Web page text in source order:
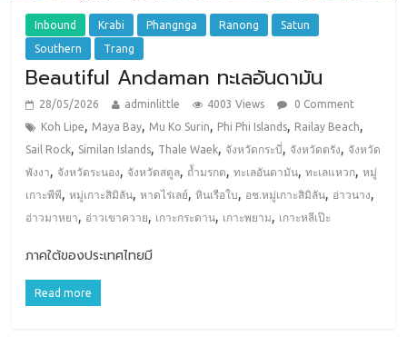
Inbound Krabi Phangnga Ranong
Satun
Southern
Trang
Beautiful Andaman ทะเลอันดามัน
28/05/2026 adminlittle 4003 Views
0 Comment
Koh Lipe, Maya Bay, Mu Ko Surin, Phi Phi Islands, Railay Beach,
Sail Rock, Similan Islands, Thale Waek, จังหวัดกระบี่, จังหวัดตรัง, จังหวัด
พังงา, จังหวัดระนอง, จังหวัดสตูล, ถ้ำมรกต,ทะเลอันดามัน,ทะเลแหวก,หมู่
เกาะพีพี,หมู่เกาะสิมิลัน,หาดไร่เลย์,หินเรือใบ, อช.หมู่เกาะสิมิลัน, อ่าวนาง,
อ่าวมาหยา, อ่าวเขาควาย, เกาะกระดาน, เกาะพยาม, เกาะหลีเป๊ะ
ภาคใต้ของประเทศไทยมี
Read more